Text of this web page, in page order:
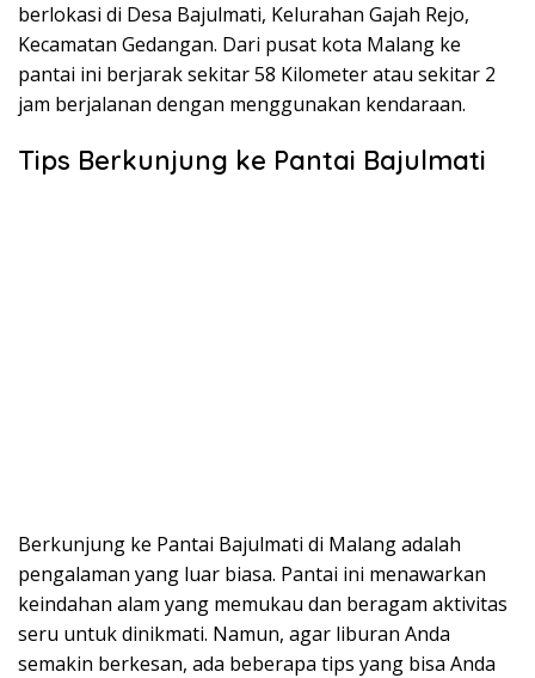
berlokasi di Desa Bajulmati, Kelurahan Gajah Rejo,
Kecamatan Gedangan. Dari pusat kota Malang ke
pantai ini berjarak sekitar 58 Kilometer atau sekitar 2
jam berjalanan dengan menggunakan kendaraan.
Tips Berkunjung ke Pantai Bajulmati
Berkunjung ke Pantai Bajulmati di Malang adalah
pengalaman yang luar biasa. Pantai ini menawarkan
keindahan alam yang memukau dan beragam aktivitas
seru untuk dinikmati. Namun, agar liburan Anda
semakin berkesan, ada beberapa tips yang bisa Anda